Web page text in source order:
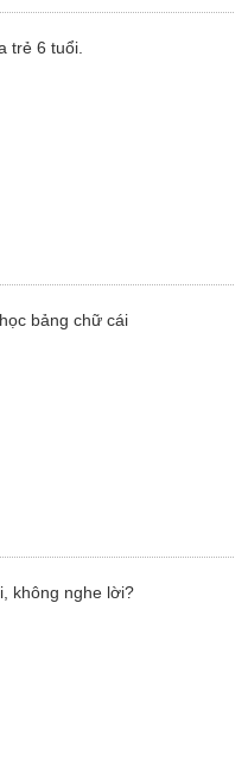
trẻ 6 tuổi.
bảng chữ cái
không nghe lời?